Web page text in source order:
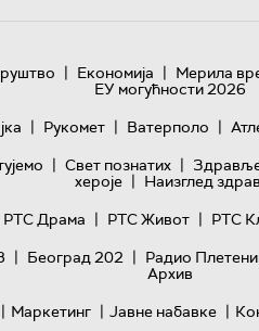
| Економија | Мерила
ЕУ могућности 2026
| Рукомет | Ватерполо |
| Свет познатих |
хероје | Наизглед здрав
РТС Драма | РТС Живот | РТС
| Београд 202 | Радио
Архив
| Маркетинг | Јавне набавке |